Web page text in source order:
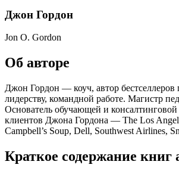
Джон Гордон
Jon O. Gordon
Об авторе
Джон Гордон — коуч, автор бестселлеров
лидерству, командной работе. Магистр
Основатель обучающей и
клиентов Джона Гордона — The Los
Campbell’s Soup, Dell, Southwest Airlines,
Краткое содержание книг